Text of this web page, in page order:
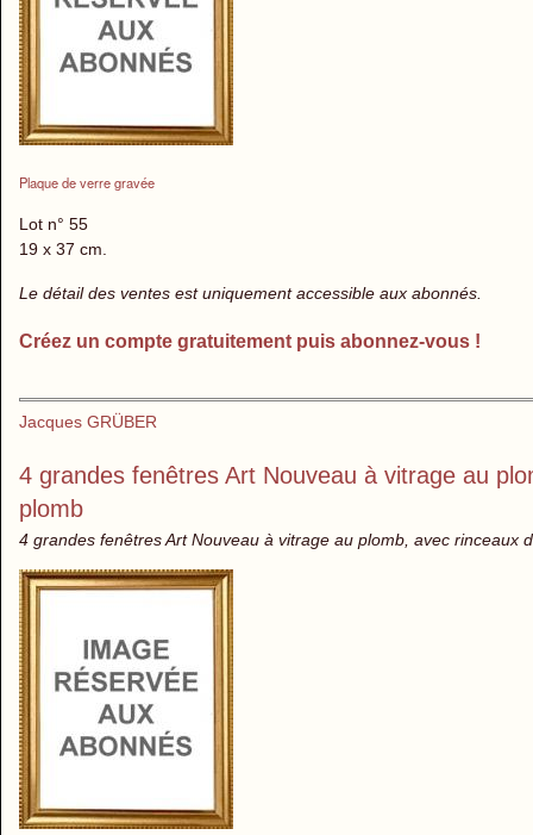
Plaque de verre gravée
Lot n° 55
19 x 37 cm.
Le détail des ventes est uniquement accessible aux abonnés.
Créez un compte gratuitement puis abonnez-vous !
Jacques GRÜBER
4 grandes fenêtres Art Nouveau à vitrage au
plomb
4 grandes fenêtres Art Nouveau à vitrage au plomb, avec rinceaux